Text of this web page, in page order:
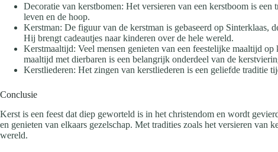
Decoratie van kerstbomen: Het versieren van een kerstboom is
leven en de hoop.
Kerstman: De figuur van de kerstman is gebaseerd op Sinterklaas,
Hij brengt cadeautjes naar kinderen over de hele wereld.
Kerstmaaltijd: Veel mensen genieten van een feestelijke maaltijd
maaltijd met dierbaren is een belangrijk onderdeel van de
Kerstliederen: Het zingen van kerstliederen is een geliefde traditie
Conclusie
Kerst is een feest dat diep geworteld is in het christendom en wordt
en genieten van elkaars gezelschap. Met tradities zoals het versieren van
wereld.